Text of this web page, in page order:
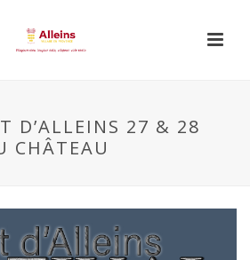
D’ALLEINS 27 & 28
CHÂTEAU